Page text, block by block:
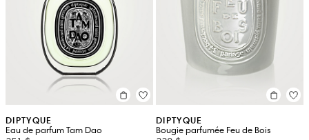
DIPTYQUE
Eau de parfum Tam Dao
DIPTYQUE
Bougie parfumée Feu de Bois